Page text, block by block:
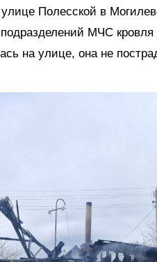
Полесской в
МЧС
на улице, она не